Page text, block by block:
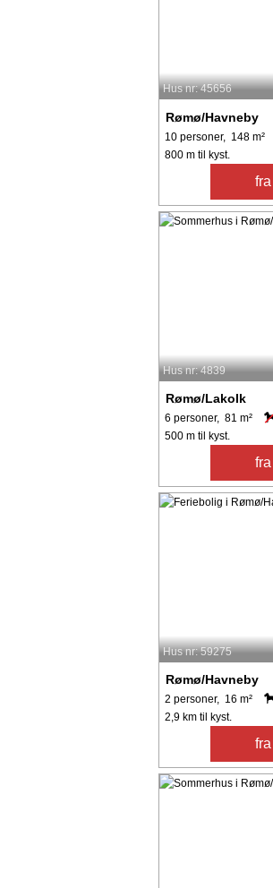
Hus nr: 45656
Rømø/Havneby
10 personer, 148 m²
800 m til kyst.
Hus nr: 4839
Rømø/Lakolk
6 personer, 81 m²
500 m til kyst.
Hus nr: 59275
Rømø/Havneby
2 personer, 16 m²
2,9 km til kyst.